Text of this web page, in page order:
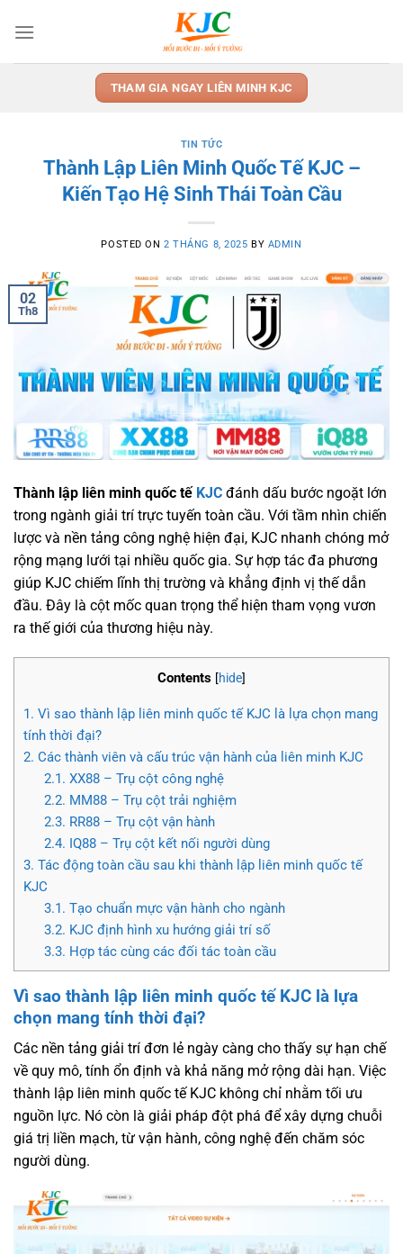
THAM GIA NGAY LIÊN MINH KJC
TIN TỨC
Thành Lập Liên Minh Quốc Tế KJC –
Kiến Tạo Hệ Sinh Thái Toàn Cầu
POSTED ON2 THÁNG 8, 2025 BY ADMIN
02
Th8
Thành lập liên minh quốc tế KJC đánh dấu bước ngoặt lớn
trong ngành giải trí trực tuyến toàn cầu. Với tầm nhìn chiến
lược và nền tảng công nghệ hiện đại, KJC nhanh chóng mở
rộng mạng lưới tại nhiều quốc gia. Sự hợp tác đa phương
giúp KJC chiếm lĩnh thị trường và khẳng định vị thế dẫn
đầu. Đây là cột mốc quan trọng thể hiện tham vọng vươn
ra thế giới của thương hiệu này.
Contents [hide]
1. Vì sao thành lập liên minh quốc tế KJC là lựa chọn mang
tính thời đại?
2. Các thành viên và cấu trúc vận hành của liên minh KJC
2.1. XX88 – Trụ cột công nghệ
2.2. MM88 – Trụ cột trải nghiệm
2.3. RR88 – Trụ cột vận hành
2.4. IQ88 – Trụ cột kết nối người dùng
3. Tác động toàn cầu sau khi thành lập liên minh quốc tế
KJC
3.1. Tạo chuẩn mực vận hành cho ngành
3.2. KJC định hình xu hướng giải trí số
3.3. Hợp tác cùng các đối tác toàn cầu
Vì sao thành lập liên minh quốc tế KJC là lựa
chọn mang tính thời đại?
Các nền tảng giải trí đơn lẻ ngày càng cho thấy sự hạn chế
về quy mô, tính ổn định và khả năng mở rộng dài hạn. Việc
thành lập liên minh quốc tế KJC không chỉ nhằm tối ưu
nguồn lực. Nó còn là giải pháp đột phá để xây dựng chuỗi
giá trị liền mạch, từ vận hành, công nghệ đến chăm sóc
người dùng.